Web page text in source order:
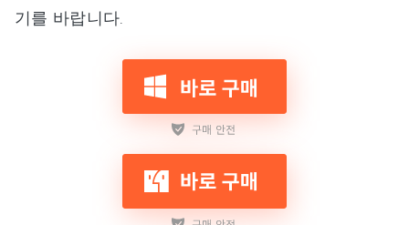
기를 바랍니다.